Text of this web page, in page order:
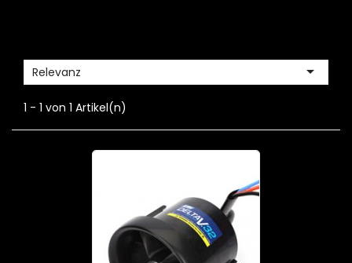
Relevanz 
1 - 1 von 1 Artikel(n)